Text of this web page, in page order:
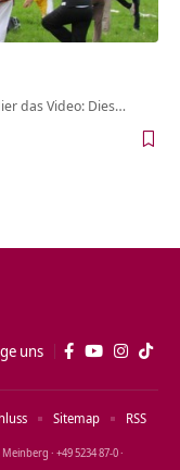
heute. Hier das Video: Dies…
uns
· +49 5234 87‑0 ·
Sitemap RSS